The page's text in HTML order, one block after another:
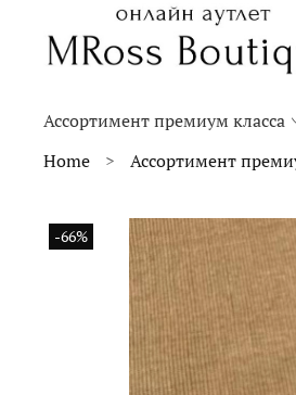
Ассортимент премиум класса
Home
Ассортимент
-66%